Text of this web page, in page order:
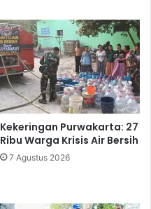
Kekeringan Purwakarta: 27
Ribu Warga Krisis Air Bersih
7 Agustus 2026